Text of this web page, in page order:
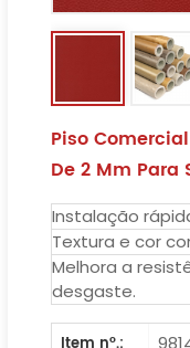
Piso
De 2 Mm Para
Instalação
Textura e cor
Melhora a
desgaste.